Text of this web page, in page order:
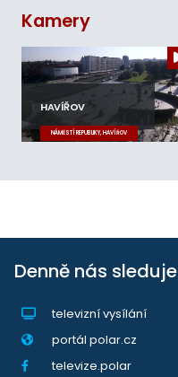
Kamery
HAVÍŘOV
NÁMĚSTÍ REPUBLIKY, HAVÍŘOV
Denně nás sleduje
televizní vysílání
portál polar.cz
televize.polar